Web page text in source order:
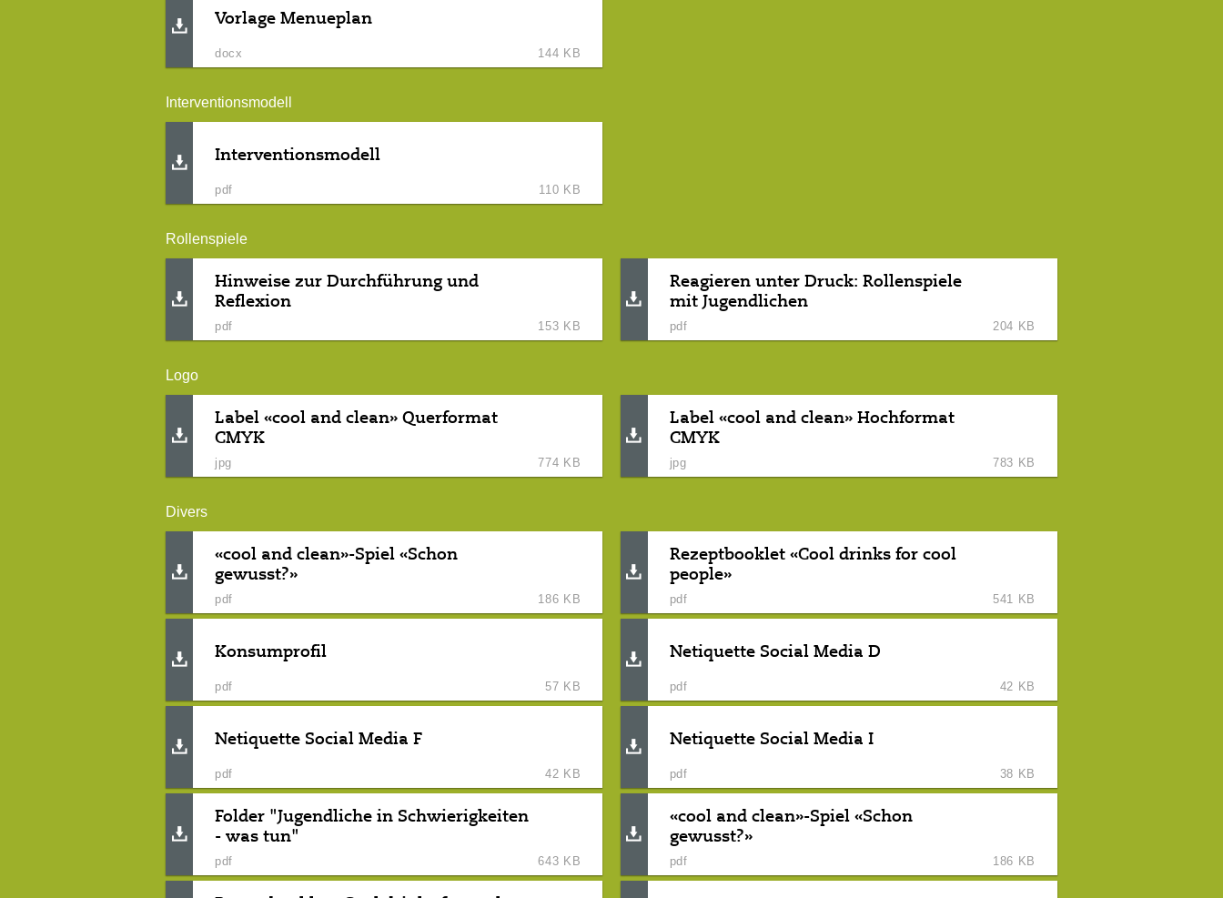
Vorlage Menueplan
docx 144 KB
Interventionsmodell
Interventionsmodell
pdf 110 KB
Rollenspiele
Hinweise zur Durchführung und
Reflexion
pdf 153 KB
Reagieren unter Druck: Rollenspiele
mit Jugendlichen
pdf 204 KB
Logo
Label «cool and clean» Querformat
CMYK
jpg 774 KB
Label «cool and clean» Hochformat
CMYK
jpg 783 KB
Divers
«cool and clean»-Spiel «Schon
gewusst?»
pdf 186 KB
Rezeptbooklet «Cool drinks for cool
people»
pdf 541 KB
Konsumprofil
pdf 57 KB
Netiquette Social Media D
pdf 42 KB
Netiquette Social Media F
pdf 42 KB
Netiquette Social Media I
pdf 38 KB
Folder "Jugendliche in Schwierigkeiten
- was tun"
pdf 643 KB
«cool and clean»-Spiel «Schon
gewusst?»
pdf 186 KB